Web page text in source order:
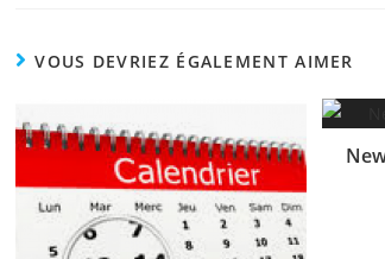
VOUS DEVRIEZ ÉGALEMENT AIMER